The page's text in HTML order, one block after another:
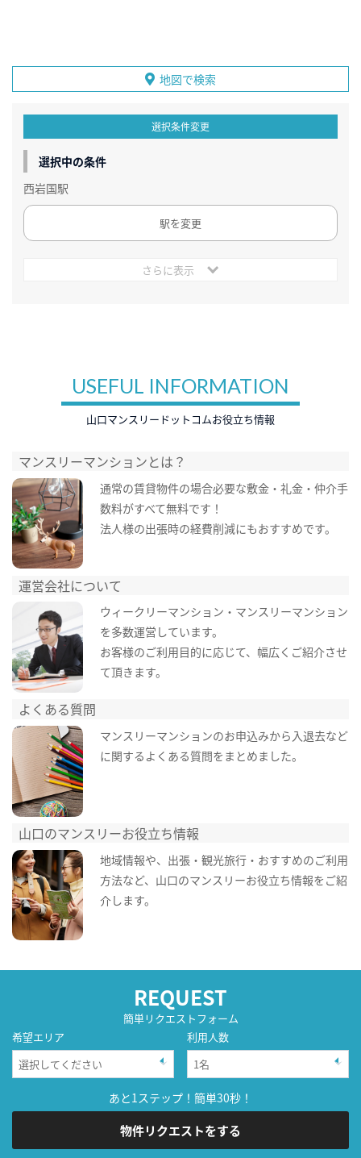
地図で検索
選択条件変更
選択中の条件
西岩国駅
駅を変更
さらに表示
USEFUL INFORMATION
山口マンスリードットコムお役立ち情報
マンスリーマンションとは？
通常の賃貸物件の場合必要な敷金・礼金・仲介手
数料がすべて無料です！
法人様の出張時の経費削減にもおすすめです。
運営会社について
ウィークリーマンション・マンスリーマンション
を多数運営しています。
お客様のご利用目的に応じて、幅広くご紹介させ
て頂きます。
よくある質問
マンスリーマンションのお申込みから入退去など
に関するよくある質問をまとめました。
山口のマンスリーお役立ち情報
地域情報や、出張・観光旅行・おすすめのご利用
方法など、山口のマンスリーお役立ち情報をご紹
介します。
REQUEST
簡単リクエストフォーム
希望エリア
利用人数
あと1ステップ！簡単30秒！
物件リクエストをする